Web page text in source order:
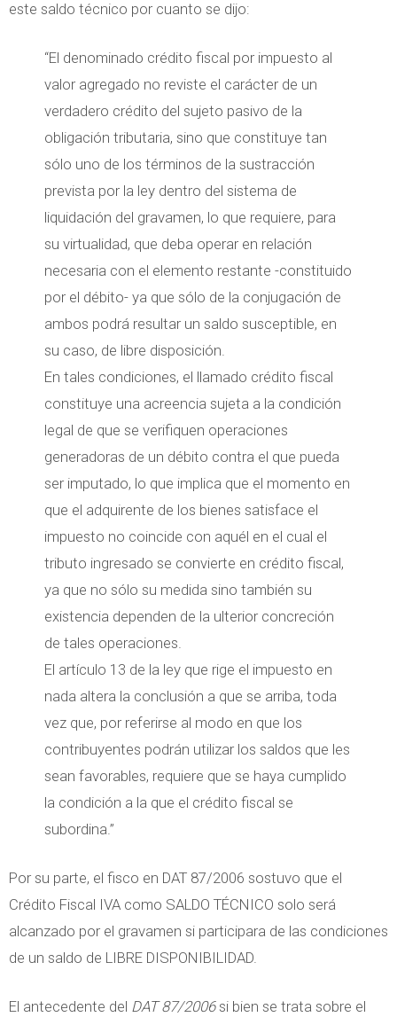
este saldo técnico por cuanto se dijo:
“El denominado crédito fiscal por impuesto al
valor agregado no reviste el carácter de un
verdadero crédito del sujeto pasivo de la
obligación tributaria, sino que constituye tan
sólo uno de los términos de la sustracción
prevista por la ley dentro del sistema de
liquidación del gravamen, lo que requiere, para
su virtualidad, que deba operar en relación
necesaria con el elemento restante -constituido
por el débito- ya que sólo de la conjugación de
ambos podrá resultar un saldo susceptible, en
su caso, de libre disposición.
En tales condiciones, el llamado crédito fiscal
constituye una acreencia sujeta a la condición
legal de que se verifiquen operaciones
generadoras de un débito contra el que pueda
ser imputado, lo que implica que el momento en
que el adquirente de los bienes satisface el
impuesto no coincide con aquél en el cual el
tributo ingresado se convierte en crédito fiscal,
ya que no sólo su medida sino también su
existencia dependen de la ulterior concreción
de tales operaciones.
El artículo 13 de la ley que rige el impuesto en
nada altera la conclusión a que se arriba, toda
vez que, por referirse al modo en que los
contribuyentes podrán utilizar los saldos que les
sean favorables, requiere que se haya cumplido
la condición a la que el crédito fiscal se
subordina.”
Por su parte, el fisco en DAT 87/2006 sostuvo que el
Crédito Fiscal IVA como SALDO TÉCNICO solo será
alcanzado por el gravamen si participara de las condiciones
de un saldo de LIBRE DISPONIBILIDAD.
El antecedente del DAT 87/2006si bien se trata sobre el